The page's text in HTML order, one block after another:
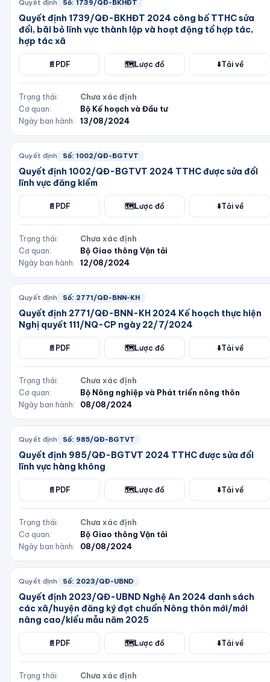
Quyết định Số: 1739/QĐ-BKHĐT
Quyết định 1739/QĐ-BKHĐT 2024 công bố TTHC sửa
đổi, bãi bỏ lĩnh vực thành lập và hoạt động tổ hợp tác,
hợp tác xã
📄 PDF 🗺️Lược đồ ⬇️Tải về
Trạng thái:
Chưa xác định
Cơ quan:
Bộ Kế hoạch và Đầu tư
Ngày ban hành:
13/08/2024
Quyết định Số: 1002/QĐ-BGTVT
Quyết định 1002/QĐ-BGTVT 2024 TTHC được sửa đổi
lĩnh vực đăng kiểm
📄 PDF 🗺️Lược đồ ⬇️Tải về
Trạng thái:
Chưa xác định
Cơ quan:
Bộ Giao thông Vận tải
Ngày ban hành:
12/08/2024
Quyết định Số: 2771/QĐ-BNN-KH
Quyết định 2771/QĐ-BNN-KH 2024 Kế hoạch thực hiện
Nghị quyết 111/NQ-CP ngày 22/7/2024
📄 PDF 🗺️Lược đồ ⬇️Tải về
Trạng thái:
Chưa xác định
Cơ quan:
Bộ Nông nghiệp và Phát triển nông thôn
Ngày ban hành:
08/08/2024
Quyết định Số: 985/QĐ-BGTVT
Quyết định 985/QĐ-BGTVT 2024 TTHC được sửa đổi
lĩnh vực hàng không
📄 PDF 🗺️Lược đồ ⬇️Tải về
Trạng thái:
Chưa xác định
Cơ quan:
Bộ Giao thông Vận tải
Ngày ban hành:
08/08/2024
Quyết định Số: 2023/QĐ-UBND
Quyết định 2023/QĐ-UBND Nghệ An 2024 danh sách
các xã/huyện đăng ký đạt chuẩn Nông thôn mới/mới
nâng cao/kiểu mẫu năm 2025
📄 PDF 🗺️Lược đồ ⬇️Tải về
Trạng thái:
Chưa xác định